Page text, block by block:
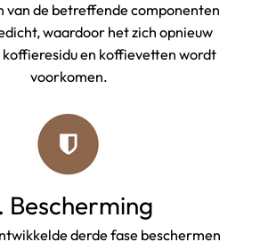
van de betreffende componenten
waardoor het zich opnieuw
en koffievetten wordt
voorkomen.
Bescherming
derde fase beschermen